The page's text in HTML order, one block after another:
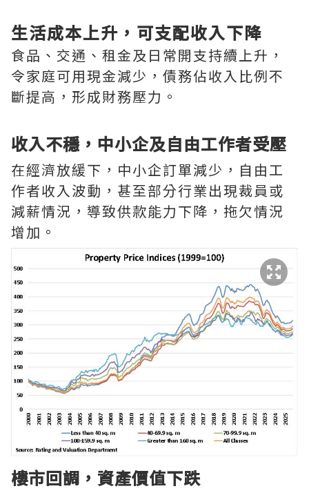
生活成本上升，可支配收入下降
食品、交通、租金及日常開支持續上升，
令家庭可用現金減少，債務佔收入比例不
斷提高，形成財務壓力。
收入不穩，中小企及自由工作者受壓
在經濟放緩下，中小企訂單減少，自由工
作者收入波動，甚至部分行業出現裁員或
減薪情況，導致供款能力下降，拖欠情況
增加。
樓市回調，資產價值下跌